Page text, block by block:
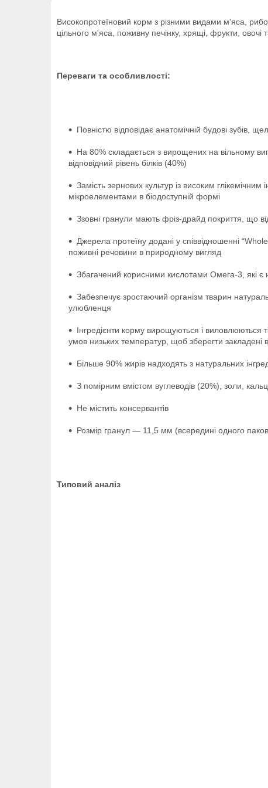
Високопротеїновий корм з різними видами м'яса,
цільного м'яса, поживну печінку, хрящі, фрукти, овочі
Переваги та особливлості:
Повністю відповідає анатомічній будові зубів,
На 80% складається з вирощених на вільному
відповідний рівень білків (40%)
Замість зернових культур із високим
мікроелементами в біодоступній формі
Ззовні гранули мають фріз-драйд покриття, що
Джерела протеїну додані у співвідношенні
поживні речовини в природному вигляд
Збагачений корисними кислотами Омега-3, які є
Забезпечує зростаючий організм тварин
улюбленця
Інгредієнти корму вирощуються і виловлюються
умов низьких температур, щоб зберегти закладені
Більше 90% жирів надходять з натуральних
З помірним вмістом вуглеводів (20%), золи,
Не містить консервантів
Розмір гранул — 11,5 мм (всередині одного
Типовий аналіз